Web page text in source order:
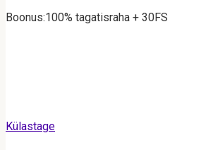
Boonus:100% tagatisraha + 30FS
Külastage